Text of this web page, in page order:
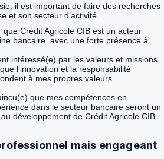
il est important de faire des recherches
et son secteur d’activité.
que Crédit Agricole CIB est un acteur
bancaire, avec une forte présence à
intéressé(e) par les valeurs et missions
l’innovation et la responsabilité
à mes propres valeurs
que mes compétences en
dans le secteur bancaire seront un
développement de Crédit Agricole CIB.
mais engageant